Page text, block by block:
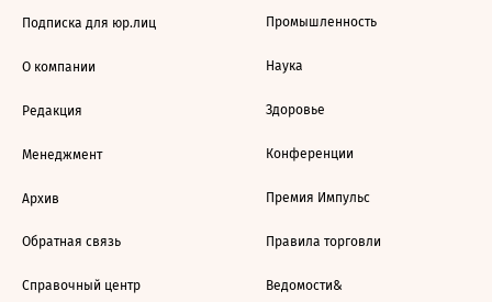
Подписка для юр.лиц
О компании
Редакция
Менеджмент
Архив
Обратная связь
Справочный центр
Промышленность
Наука
Здоровье
Конференции
Премия Импульс
Правила торговли
Ведомости&